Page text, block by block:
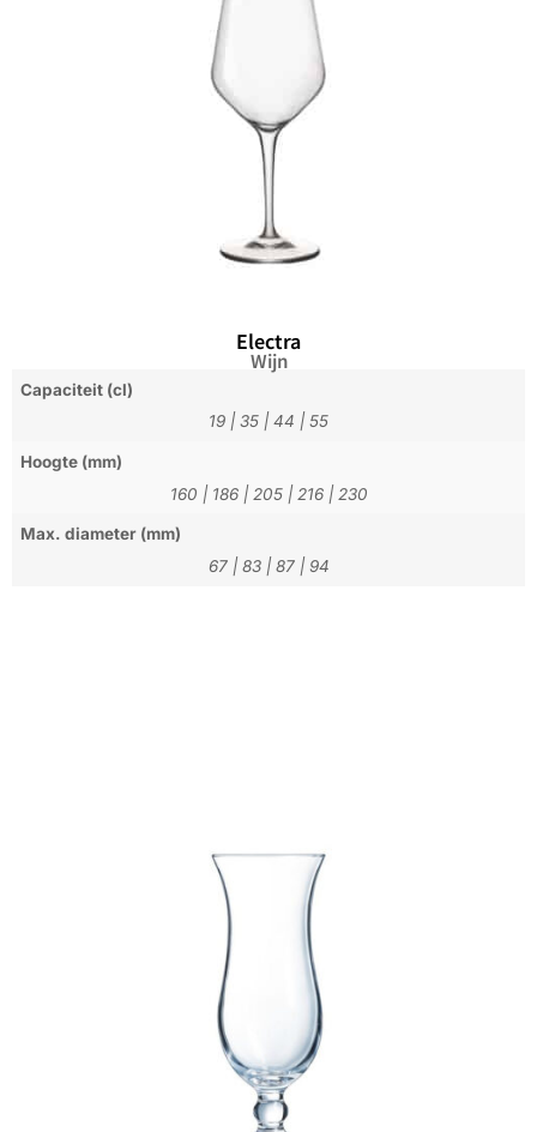
Electra
Wijn
Capaciteit (cl)
19 | 35 | 44 | 55
Hoogte (mm)
160 | 186| 205| 216| 230
Max. diameter (mm)
67| 83| 87| 94